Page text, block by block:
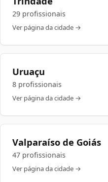
29 profissionais
Ver página da cidade →
Uruaçu
8 profissionais
Ver página da cidade →
Valparaíso de Goiás
47 profissionais
Ver página da cidade →